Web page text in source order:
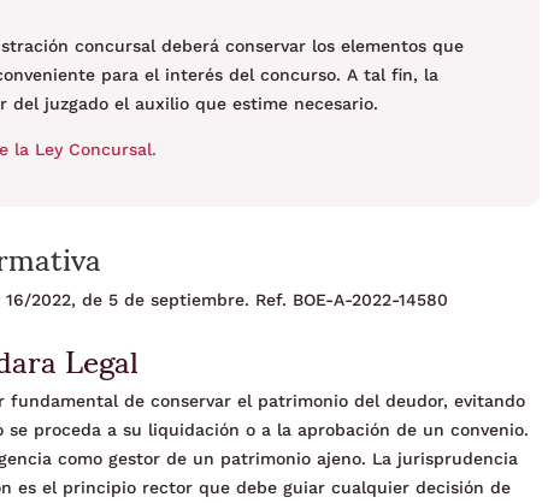
concursal deberá conservar los elementos que
para el interés del concurso. A tal fin, la
juzgado el auxilio que estime necesario.
la Ley Concursal.
2022, de 5 de septiembre. Ref. BOE-A-2022-14580
Legalde conservar el patrimonio del deudor, evitando
proceda a su liquidación o a la aprobación de un convenio.
como gestor de un patrimonio ajeno. La jurisprudencia
es el principio rector que debe guiar cualquier decisión de